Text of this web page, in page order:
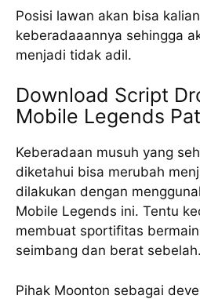
Posisi lawan akan bisa
keberadaaannya sehingga
menjadi tidak adil.
Download Script
Mobile Legends
Keberadaan musuh yang
diketahui bisa merubah
dilakukan dengan
Mobile Legends ini. Tentu
membuat sportifitas
seimbang dan berat sebelah.
Pihak Moonton sebagai